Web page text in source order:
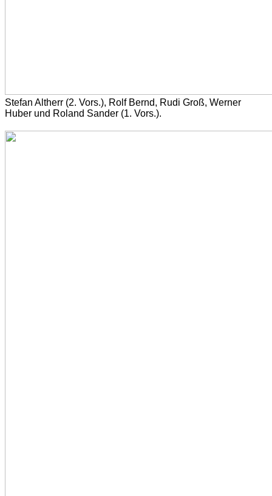
Stefan Altherr (2. Vors.), Rolf Bernd, Rudi Groß, Werner
Huber und Roland Sander (1. Vors.).